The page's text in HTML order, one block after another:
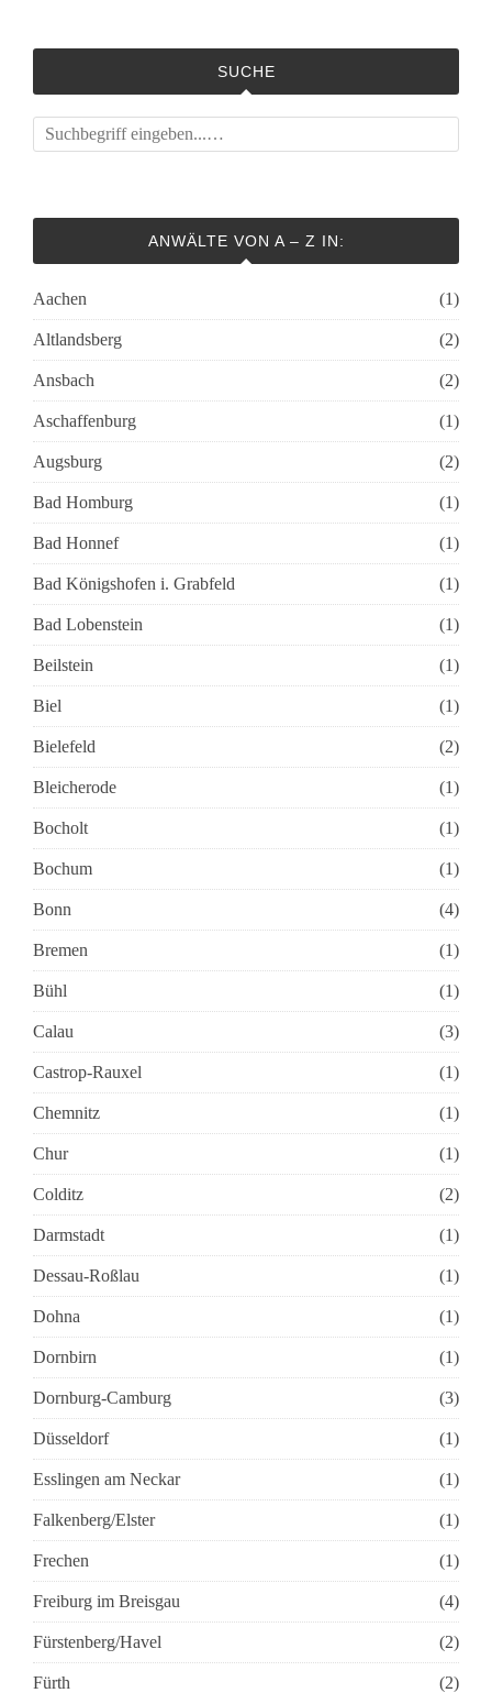
SUCHE
ANWÄLTE VON A – Z IN:
Aachen (1)
Altlandsberg (2)
Ansbach (2)
Aschaffenburg (1)
Augsburg (2)
Bad Homburg (1)
Bad Honnef (1)
Bad Königshofen i. Grabfeld (1)
Bad Lobenstein (1)
Beilstein (1)
Biel (1)
Bielefeld (2)
Bleicherode (1)
Bocholt (1)
Bochum (1)
Bonn (4)
Bremen (1)
Bühl (1)
Calau (3)
Castrop-Rauxel (1)
Chemnitz (1)
Chur (1)
Colditz (2)
Darmstadt (1)
Dessau-Roßlau (1)
Dohna (1)
Dornbirn (1)
Dornburg-Camburg (3)
Düsseldorf (1)
Esslingen am Neckar (1)
Falkenberg/Elster (1)
Frechen (1)
Freiburg im Breisgau (4)
Fürstenberg/Havel (2)
Fürth (2)